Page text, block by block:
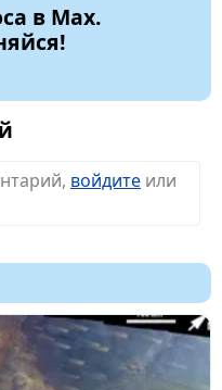
в Max.
войдите или